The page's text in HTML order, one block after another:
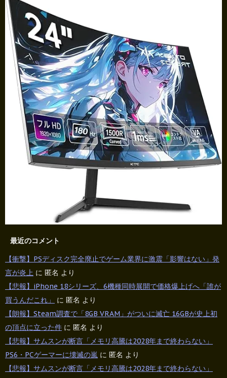
最近のコメント
【衝撃】PSディスク完全廃止でゲーム業界に激震「影響はない」発
言が炎上 に 匿名 より
【悲報】iPhone 18シリーズ、6機種同時展開で価格爆上げへ「誰が
買うんだこれ」
に 匿名 より
【朗報】Steam調査で「8GB VRAM」がついに滅亡 16GBが史上初
の頂点に立った件 に 匿名 より
【悲報】サムスンが断言「メモリ高騰は2028年まで終わらない」
PS6・PCゲーマーに壊滅の嵐 に 匿名 より
【悲報】サムスンが断言「メモリ高騰は2028年まで終わらない」